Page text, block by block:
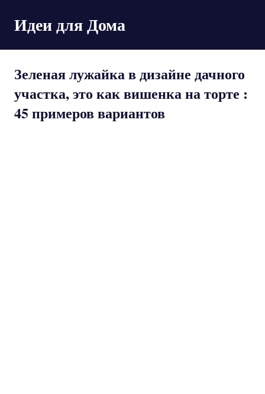
перейти
к
Идеи для Дома
Зеленая лужайка в дизайне дачного
участка, это как вишенка на торте :
45 примеров вариантов